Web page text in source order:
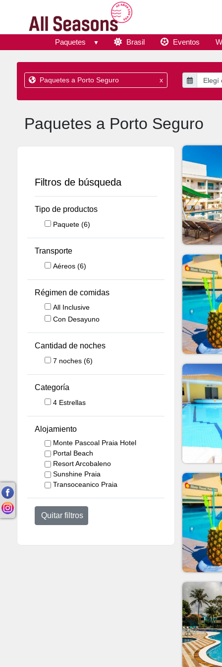
Paquetes Brasil Eventos
Paquetes a Porto Seguro x
Paquetes a Porto Seguro
Filtros de búsqueda
Tipo de productos
Paquete (6)
Transporte
Aéreos (6)
Régimen de comidas
All Inclusive
Con Desayuno
Cantidad de noches
7 noches (6)
Categoría
4 Estrellas
Alojamiento
Monte Pascoal Praia Hotel
Portal Beach
Resort Arcobaleno
Sunshine Praia
Transoceanico Praia
Quitar filtros